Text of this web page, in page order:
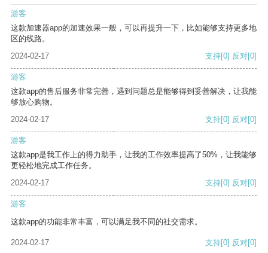
游客
这款加速器app的加速效果一般，可以再提升一下，比如能够支持更多地
区的线路。
2024-02-17
支持[0] 反对[0]
游客
这款app的售后服务非常完善，遇到问题总是能够得到妥善解决，让我能
够放心购物。
2024-02-17
支持[0] 反对[0]
游客
这款app是我工作上的得力助手，让我的工作效率提高了50%，让我能够
更轻松地完成工作任务。
2024-02-17
支持[0] 反对[0]
游客
这款app的功能非常丰富，可以满足我不同的社交需求。
2024-02-17 支持[0] 反对[0]